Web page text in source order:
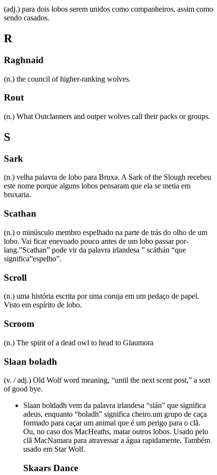
(adj.) para dois lobos serem unidos como companheiros, assim como
sendo casados.
R
Raghnaid
(n.) the council of higher-ranking wolves.
Rout
(n.) What Outclanners and outper wolves call their packs or groups.
S
Sark
(n.) velha palavra de lobo para Bruxa. A Sark of the Slough recebeu
este nome porque alguns lobos pensaram que ela se metia em
bruxaria.
Scathan
(n.) o minúsculo membro espelhado na parte de trás do olho de um
lobo. Vai ficar enevoado pouco antes de um lobo passar por-
lang.”Scathan” pode vir da palavra irlandesa ” scáthán “que
significa”espelho”.
Scroll
(n.) uma história escrita por uma coruja em um pedaço de papel.
Visto em espírito de lobo.
Scroom
(n.) The spirit of a dead owl to head to Glaumora
Slaan boladh
(v. / adj.) Old Wolf word meaning, “until the next scent post,” a sort
of good bye.
Slaan boldadh vem da palavra irlandesa “slán” que significa
adeus, enquanto “boladh” significa cheiro.um grupo de caça
formado para caçar um animal que é um perigo para o clã.
Ou, no caso dos MacHeaths, matar outros lobos. Usado pelo
clã MacNamara para atravessar a água rapidamente. Também
usado em Star Wolf.
Skaars Dance